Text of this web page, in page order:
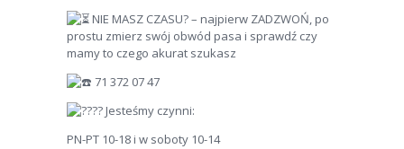
NIE MASZ CZASU? – najpierw ZADZWOŃ, po
prostu zmierz swój obwód pasa i sprawdź czy
mamy to czego akurat szukasz
71 372 07 47
Jesteśmy czynni:
PN-PT 10-18 i w soboty 10-14